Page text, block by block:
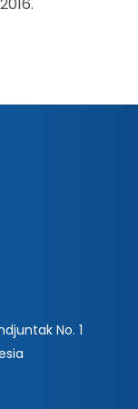
No. 1